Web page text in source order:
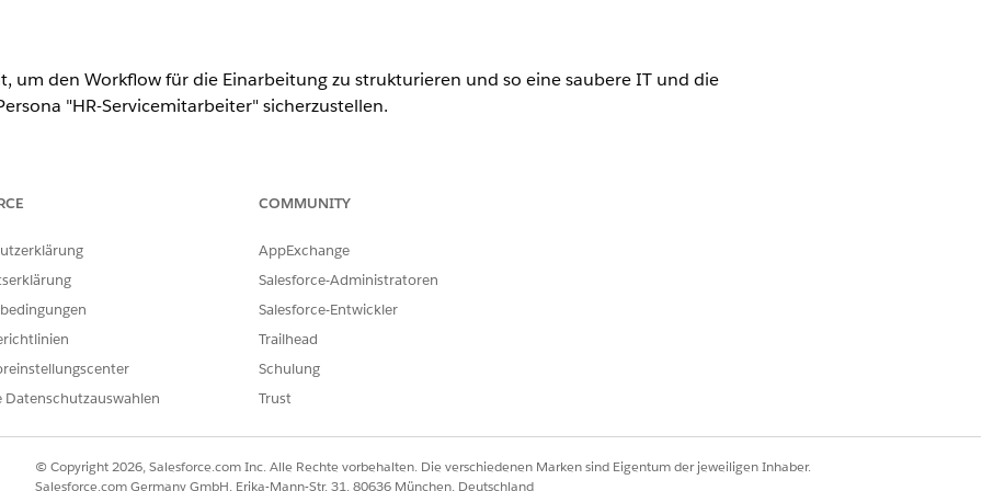
um den Workflow für die Einarbeitung zu strukturieren und so eine saubere IT und die
"HR-Servicemitarbeiter" sicherzustellen.
.
der wichtige Benutzerdetails für eine genaue und überprüfbare
Sie, was in der Vorlage enthalten ist.
Vorlage erfasst die folgenden Details des Mitarbeiters:
zurücksetzen".
Datenschutzauswahlen
COMMUNITY
AppExchange
Salesforce-Administratoren
Salesforce-Entwickler
Trailhead
Schulung
Trust
© Copyright 2026, Salesforce.com Inc. Alle Rechte vorbehalten. Die verschiedenen Marken sind Eigentum der jeweiligen Inhaber.
Salesforce.com Germany GmbH, Erika-Mann-Str. 31, 80636 München, Deutschland